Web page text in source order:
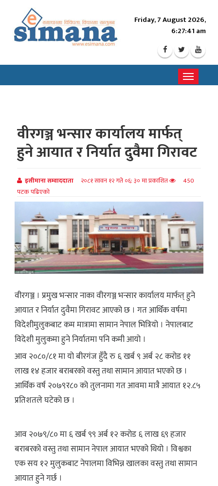
Friday, 7 August 2026,
6:27:43 am
Toggle
वीरगञ्ज भन्सार कार्यालय मार्फत्
हुने आयात र निर्यात दुवैमा गिरावट
इसीमाना सम्वाददाता २०८१ सावन १२ गते ०६: ३० मा प्रकाशित
450
पटक पढिएको
वीरगञ्ज । प्रमुख भन्सार नाका वीरगञ्ज भन्सार कार्यालय मार्फत् हुने
आयात र निर्यात दुवैमा गिरावट आएको छ । गत आर्थिक वर्षमा
विदेशीमुलुकबाट कम मात्रामा सामान नेपाल भित्रियो । नेपालबाट
विदेशी मुलुकमा हुने निर्यातमा पनि कमी आयो ।
आव २०८०/८१ मा यो बीरगंज हुँदै रु ६ खर्ब ९ अर्ब २८ करोड ११
लाख १४ हजार बराबरको वस्तु तथा सामान आयात भएको छ ।
आर्थिक वर्ष २०७९र८० को तुलनामा गत आवमा मात्रै आयात १२.८५
प्रतिशतले घटेको छ ।
आव २०७९/८० मा ६ खर्ब ९९ अर्ब १२ करोड ६ लाख ६९ हजार
बराबरको वस्तु तथा सामान नेपाल आयात भएको थियो । विश्वका
एक सय १२ मुलुकबाट नेपालमा विभिन्न खालका वस्तु तथा सामान
आयात हुने गर्छ ।